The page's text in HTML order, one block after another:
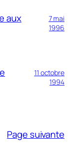
aux
7 mai
1996
11 octobre
1994
Page suivante